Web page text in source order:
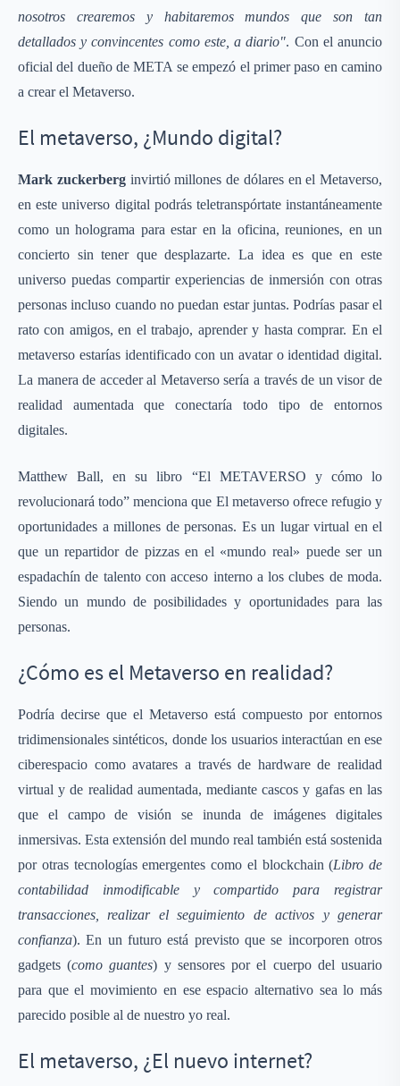
nosotros crearemos y habitaremos mundos que son tan
detallados y convincentes como este, a diario". Con el anuncio
oficial del dueño de META se empezó el primer paso en camino
a crear el Metaverso.
El metaverso, ¿Mundo digital?
Mark zuckerberginvirtió millones de dólares en el Metaverso,
en este universo digital podrás teletranspórtate instantáneamente
como un holograma para estar en la oficina, reuniones, en un
concierto sin tener que desplazarte. La idea es que en este
universo puedas compartir experiencias de inmersión con otras
personas incluso cuando no puedan estar juntas. Podrías pasar el
rato con amigos, en el trabajo, aprender y hasta comprar. En el
metaverso estarías identificado con un avatar o identidad digital.
La manera de acceder al Metaverso sería a través de un visor de
realidad aumentada que conectaría todo tipo de entornos
digitales.
Matthew Ball, en su libro “El METAVERSO y cómo lo
revolucionará todo” menciona que El metaverso ofrece refugio y
oportunidades a millones de personas. Es un lugar virtual en el
que un repartidor de pizzas en el «mundo real» puede ser un
espadachín de talento con acceso interno a los clubes de moda.
Siendo un mundo de posibilidades y oportunidades para las
personas.
¿Cómo es el Metaverso en realidad?
Podría decirse que el Metaverso está compuesto por entornos
tridimensionales sintéticos, donde los usuarios interactúan en ese
ciberespacio como avatares a través de hardware de realidad
virtual y de realidad aumentada, mediante cascos y gafas en las
que el campo de visión se inunda de imágenes digitales
inmersivas. Esta extensión del mundo real también está sostenida
por otras tecnologías emergentes como el blockchain (Libro de
contabilidad inmodificable y compartido para registrar
transacciones, realizar el seguimiento de activos y generar
confianza). En un futuro está previsto que se incorporen otros
gadgets (como guantes) y sensores por el cuerpo del usuario
para que el movimiento en ese espacio alternativo sea lo más
parecido posible al de nuestro yo real.
El metaverso, ¿El nuevo internet?